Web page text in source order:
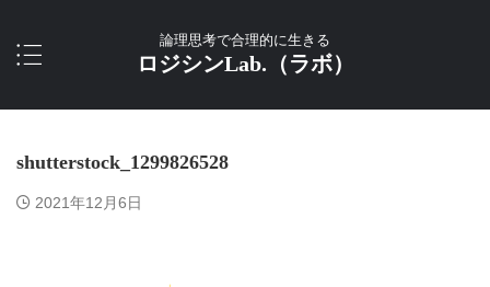
論理思考で合理的に生きる
ロジシンLab.（ラボ）
shutterstock_1299826528
2021年12月6日